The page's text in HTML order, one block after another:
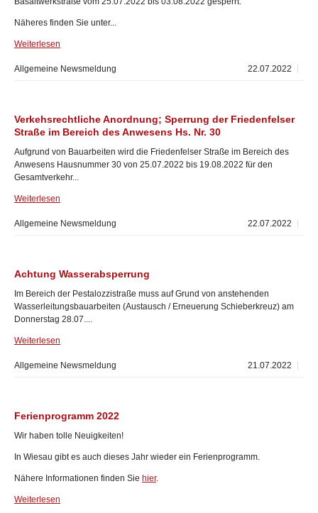
Näheres finden Sie unter...
Weiterlesen
22.07.2022
Allgemeine Newsmeldung
Verkehsrechtliche Anordnung; Sperrung der Friedenfelser
Straße im Bereich des Anwesens Hs. Nr. 30
Aufgrund von Bauarbeiten wird die Friedenfelser Straße im Bereich des
Anwesens Hausnummer 30 von 25.07.2022 bis 19.08.2022 für den
Gesamtverkehr...
Weiterlesen
22.07.2022
Allgemeine Newsmeldung
Achtung Wasserabsperrung
Im Bereich der Pestalozzistraße muss auf Grund von anstehenden
Wasserleitungsbauarbeiten (Austausch / Erneuerung Schieberkreuz) am
Donnerstag 28.07....
Weiterlesen
21.07.2022
Allgemeine Newsmeldung
Ferienprogramm 2022
Wir haben tolle Neuigkeiten!
In Wiesau gibt es auch dieses Jahr wieder ein Ferienprogramm.
Nähere Informationen finden Sie hier.
Weiterlesen